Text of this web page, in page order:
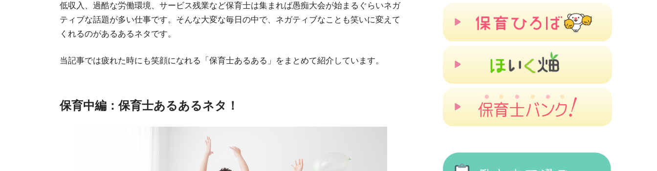
低収入、過酷な労働環境、サービス残業など保育士は集まれば愚痴大会が始まるぐらいネガ
ティブな話題が多い仕事です。そんな大変な毎日の中で、ネガティブなことも笑いに変えて
くれるのがあるあるネタです。
当記事では疲れた時にも笑顔になれる「保育士あるある」をまとめて紹介しています。
保育中編：保育士あるあるネタ！